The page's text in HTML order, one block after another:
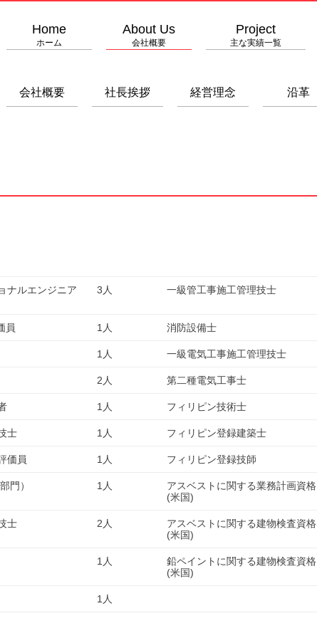
Home
ホーム
About Us
会社概要
Project
主な実績一覧
会社概要 社長挨拶 経営理念 沿革
ナルエンジニア 3人 一級管工事施工管理技士
員 1人 消防設備士
1人 一級電気工事施工管理技士
2人 第二種電気工事士
1人 フィリピン技術士
士 1人 フィリピン登録建築士
価員 1人 フィリピン登録技師
門） 1人
アスベストに関する業務計画資格
(米国)
士 2人
アスベストに関する建物検査資格
(米国)
1人
鉛ペイントに関する建物検査資格
(米国)
1人